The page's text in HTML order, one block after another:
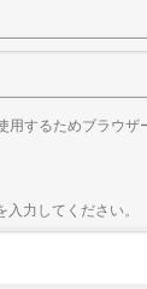
用するためブラウ
力してください。